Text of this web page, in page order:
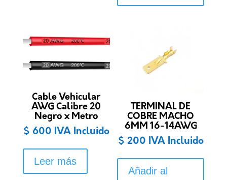
Cable Vehicular
AWG Calibre 20
Negro x Metro
$ 600 IVA Incluido
Leer más
TERMINAL DE
COBRE MACHO
6MM 16-14AWG
$ 200 IVA Incluido
Añadir al